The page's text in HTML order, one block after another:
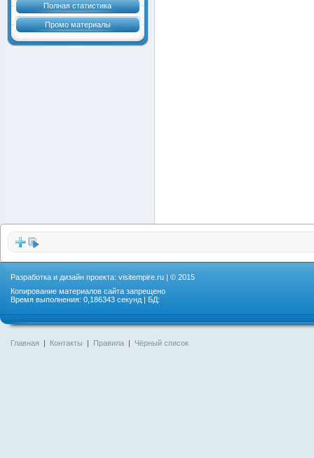
Полная статистика
Промо материалы
Разработка и дизайн проекта: visitempire.ru | © 2015
Копирование материалов сайта запрещено
Время выполнения: 0,186343 секунд | БД:
Главная | Контакты | Правила | Чёрный список